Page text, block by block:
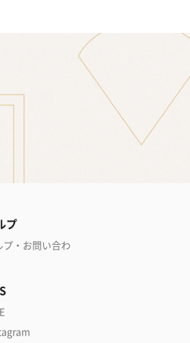
プ
プ・お問い合わ